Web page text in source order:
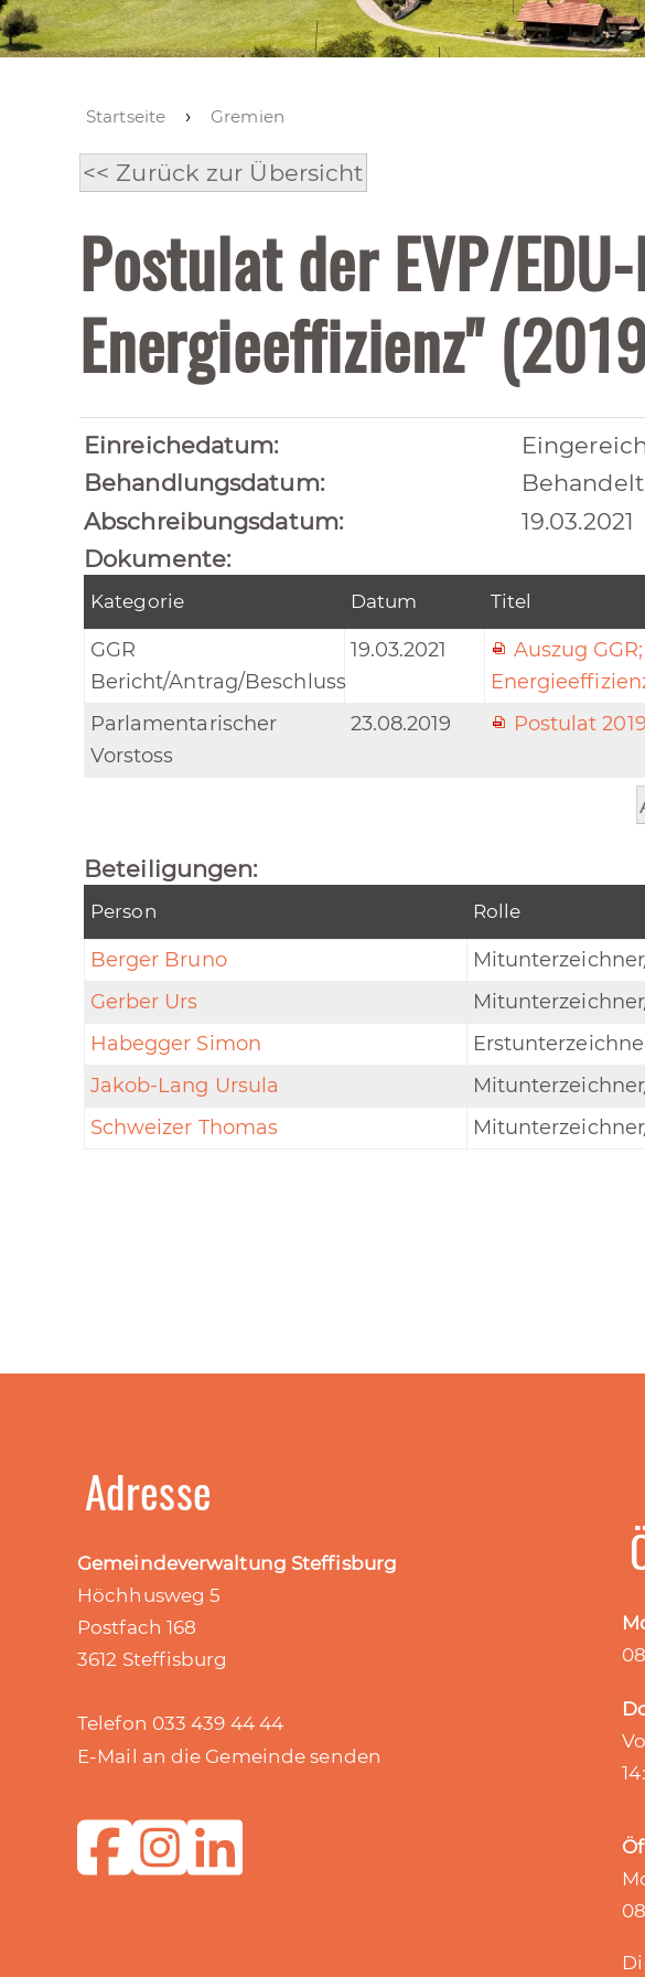
Startseite Gremien
<< Zurück zur Übersicht
Postulat der EVP/
Energieeffizienz"
Einreichedatum:
Behandlungsdatum:
Behandelt
Abschreibungsdatum:
19.03.2021
Dokumente:
Kategorie Datum Titel
GGR
Bericht/Antrag/Beschluss
19.03.2021
Auszug
Parlamentarischer
Vorstoss
23.08.2019 Postulat
Beteiligungen:
Person Rolle
Berger Bruno
Gerber Urs
Habegger Simon
Jakob-Lang Ursula
Schweizer Thomas
Adresse
Gemeindeverwaltung Steffisburg
Höchhusweg 5
Postfach 168
3612 Steffisburg
Telefon 033 439 44 44
E-Mail an die Gemeinde senden